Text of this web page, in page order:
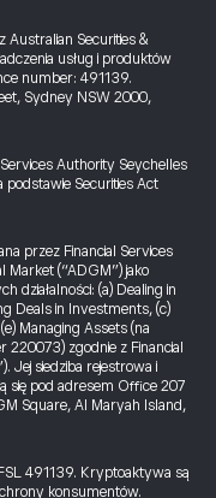
Australian Securities &
usług i produktów
number: 491139.
Sydney NSW 2000,
Services Authority Seychelles
podstawie Securities Act
przez Financial Services
Market (“ADGM”) jako
działalności: (a) Dealing in
Deals in Investments, (c)
Managing Assets (na
220073) zgodnie z Financial
Jej siedziba rejestrowa i
się pod adresem Office 207
Square, Al Maryah Island,
491139. Kryptoaktywa są
konsumentów.